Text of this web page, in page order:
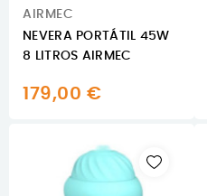
AIRMEC
NEVERA PORTÁTIL 45W
8 LITROS AIRMEC
179,00 €